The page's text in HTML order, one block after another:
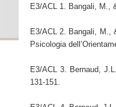
E3/ACL 1. Bangali, M.,
E3/ACL 2. Bangali, M.,
Psicologia
E3/ACL 3. Bernaud,
131-151.